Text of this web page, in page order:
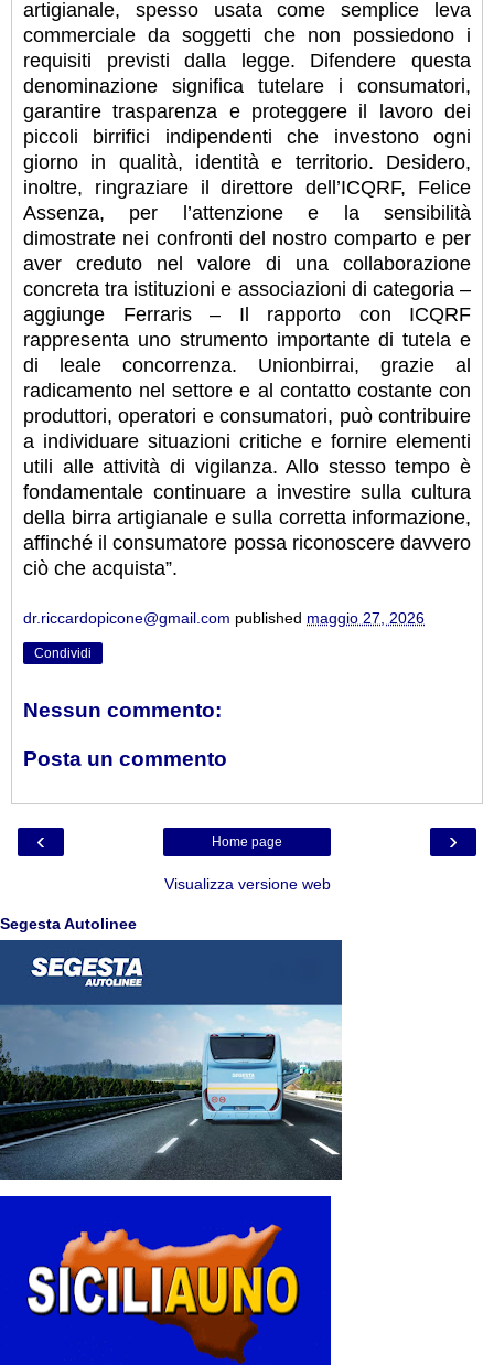
artigianale, spesso usata come semplice leva
commerciale da soggetti che non possiedono i
requisiti previsti dalla legge. Difendere questa
denominazione significa tutelare i consumatori,
garantire trasparenza e proteggere il lavoro dei
piccoli birrifici indipendenti che investono ogni
giorno in qualità, identità e territorio. Desidero,
inoltre, ringraziare il direttore dell’ICQRF, Felice
Assenza, per l’attenzione e la sensibilità
dimostrate nei confronti del nostro comparto e per
aver creduto nel valore di una collaborazione
concreta tra istituzioni e associazioni di categoria –
aggiunge Ferraris – Il rapporto con ICQRF
rappresenta uno strumento importante di tutela e
di leale concorrenza. Unionbirrai, grazie al
radicamento nel settore e al contatto costante con
produttori, operatori e consumatori, può contribuire
a individuare situazioni critiche e fornire elementi
utili alle attività di vigilanza. Allo stesso tempo è
fondamentale continuare a investire sulla cultura
della birra artigianale e sulla corretta informazione,
affinché il consumatore possa riconoscere davvero
ciò che acquista”.
dr.riccardopicone@gmail.com published maggio 27, 2026
Condividi
Nessun commento:
Posta un commento
‹ ›
Home page
Visualizza versione web
Segesta Autolinee